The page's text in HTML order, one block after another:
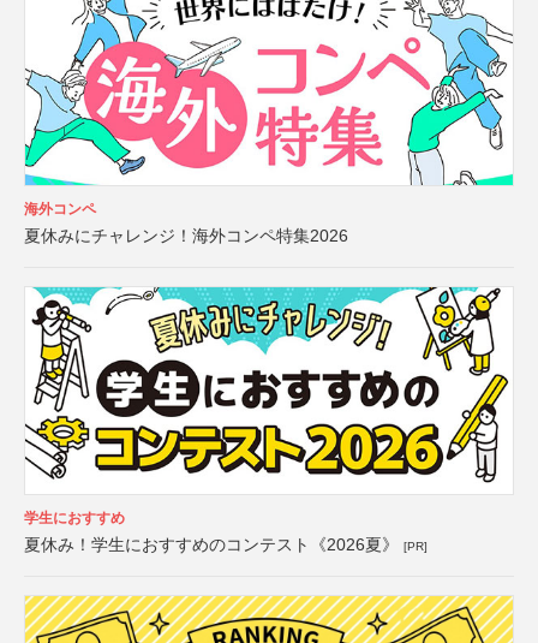
海外コンペ
夏休みにチャレンジ！海外コンペ特集2026
学生におすすめ
夏休み！学生におすすめのコンテスト《2026夏》 [PR]